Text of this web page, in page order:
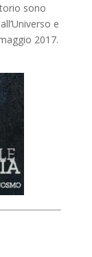
sono
e
2017.